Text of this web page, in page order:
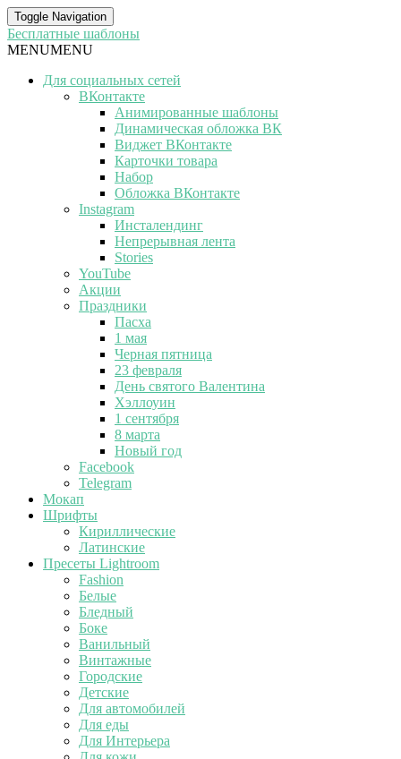
Toggle Navigation
Бесплатные шаблоны
MENUMENU
Для социальных сетей
ВКонтакте
Анимированные шаблоны
Динамическая обложка ВК
Виджет ВКонтакте
Карточки товара
Набор
Обложка ВКонтакте
Instagram
Инсталендинг
Непрерывная лента
Stories
YouTube
Акции
Праздники
Пасха
1 мая
Черная пятница
23 февраля
День святого Валентина
Хэллоуин
1 сентября
8 марта
Новый год
Facebook
Telegram
Мокап
Шрифты
Кириллические
Латинские
Пресеты Lightroom
Fashion
Белые
Бледный
Боке
Ванильный
Винтажные
Городские
Детские
Для автомобилей
Для еды
Для Интерьера